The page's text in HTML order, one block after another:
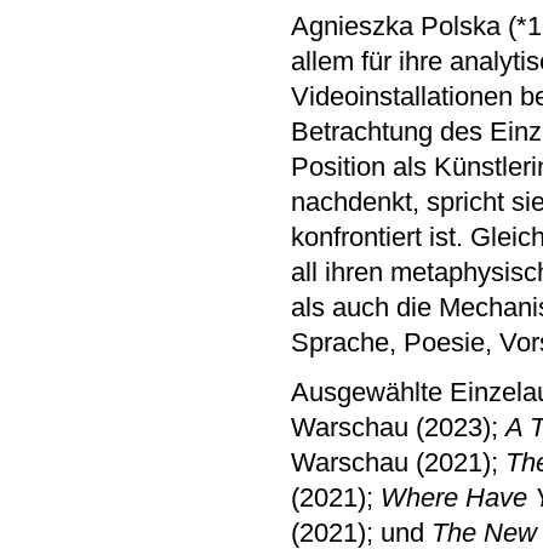
Agnieszka Polska
allem für ihre
Videoinstallationen
Betrachtung des
Position als
nachdenkt, spricht
konfrontiert ist.
all ihren
als auch die
Sprache, Poesie,
Ausgewählte
Warschau (2023);A
Warschau (2021);
(2021); Where Have
(2021); und The